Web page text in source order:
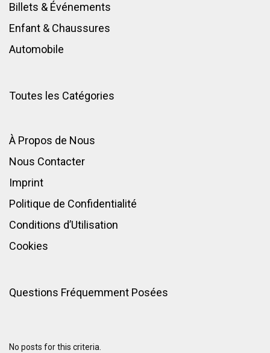
Billets & Événements
Enfant & Chaussures
Automobile
Toutes les Catégories
À Propos de Nous
Nous Contacter
Imprint
Politique de Confidentialité
Conditions d’Utilisation
Cookies
Questions Fréquemment Posées
No posts for this criteria.